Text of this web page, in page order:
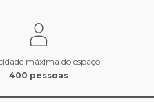
máxima do espaço
400 pessoas